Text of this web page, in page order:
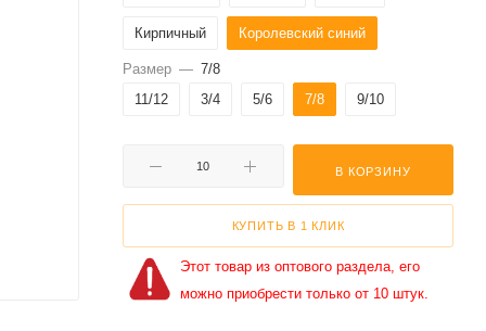
Кирпичный Королевский синий
Красный
Небесно-голубой
Опаловый Оранжевый
ПЫЛЬНО-СИНИЙ Персиковый
Пестрый серый Ривьера синий
Светло-Зеленый Светло-Розовый
Размер — 7/8
11/12
3/4 5/6 7/8 9/10
В КОРЗИНУ
КУПИТЬ В 1 КЛИК
Этот товар из оптового раздела, его
можно приобрести только от 10 штук.